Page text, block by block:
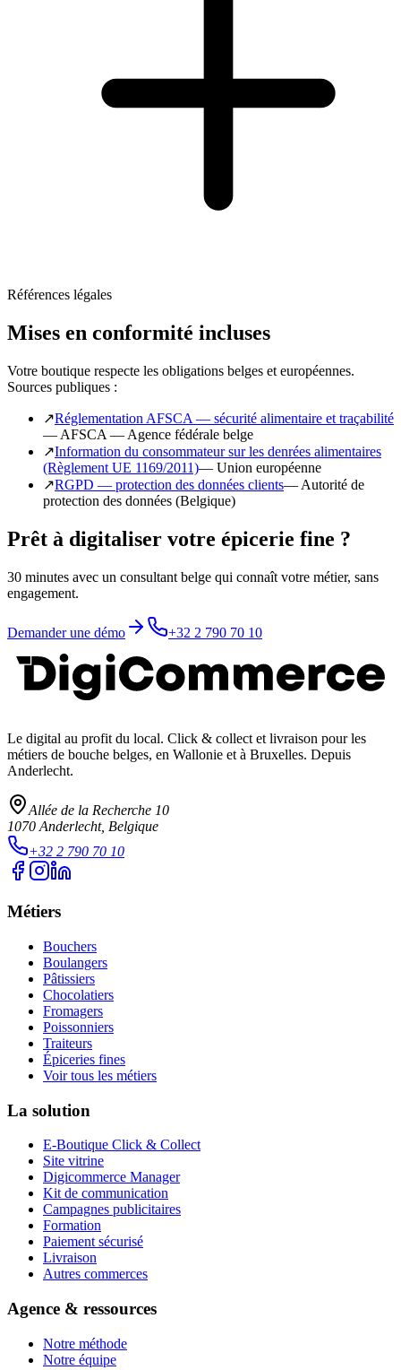
Références légales
Mises en conformité incluses
Votre boutique respecte les obligations belges et européennes.
Sources publiques :
↗Réglementation AFSCA — sécurité alimentaire et traçabilité
— AFSCA — Agence fédérale belge
↗Information du consommateur sur les denrées alimentaires
(Règlement UE 1169/2011)— Union européenne
↗RGPD — protection des données clients— Autorité de
protection des données (Belgique)
Prêt à digitaliser votre épicerie fine ?
30 minutes avec un consultant belge qui connaît votre métier, sans
engagement.
Demander une démo +32 2 790 70 10
Le digital au profit du local. Click & collect et livraison pour les
métiers de bouche belges, en Wallonie et à Bruxelles. Depuis
Anderlecht.
Allée de la Recherche 10
1070 Anderlecht, Belgique
+32 2 790 70 10
Métiers
Bouchers
Boulangers
Pâtissiers
Chocolatiers
Fromagers
Poissonniers
Traiteurs
Épiceries fines
Voir tous les métiers
La solution
E-Boutique Click & Collect
Site vitrine
Digicommerce Manager
Kit de communication
Campagnes publicitaires
Formation
Paiement sécurisé
Livraison
Autres commerces
Agence & ressources
Notre méthode
Notre équipe